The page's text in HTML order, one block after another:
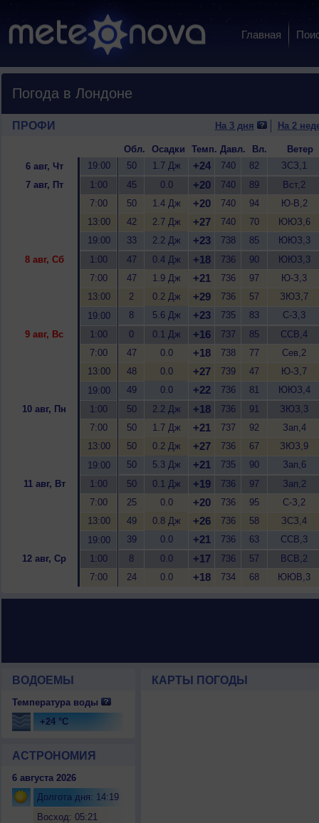
Главная
Погода в Лондоне
ПРОФИ На 3 дня На 2
Обл. Осадки Темп. Давл. Вл.
Ветер
6 авг, Чт
19:00 50 1.7 Дж +24 740 82
ЗСЗ,1
7 авг, Пт
1:00 45 0.0 +20 740 89
Вст,2
7:00
50 1.4 Дж +20 740 94
Ю-В,2
13:00
42 2.7 Дж +27 740 70
ЮЮЗ,6
19:00
33 2.2 Дж +23 738 85
ЮЮЗ,3
8 авг, Сб
1:00 47 0.4 Дж +18 736 90
ЮЮЗ,3
7:00
47 1.9 Дж +21 736 97
Ю-З,3
13:00
2 0.2 Дж +29 736 57
ЗЮЗ,7
19:00
8 5.6 Дж +23 735 83
С-З,3
9 авг, Вс
1:00 0 0.1 Дж +16 737 85
ССВ,4
7:00
47 0.0 +18 738 77
Сев,2
13:00
48 0.0 +27 739 47
Ю-З,7
19:00
49 0.0 +22 736 81
ЮЮЗ,4
10 авг, Пн
1:00 50 2.2 Дж +18 736 91
ЗЮЗ,3
7:00
50 1.7 Дж +21 737 92
Зап,4
13:00
50 0.2 Дж +27 736 67
ЗЮЗ,9
19:00
50 5.3 Дж +21 735 90
Зап,6
11 авг, Вт
1:00 50 0.1 Дж +19 736 97
Зап,2
7:00
25 0.0 +20 736 95
С-З,2
13:00
49 0.8 Дж +26 736 58
ЗСЗ,4
19:00
39 0.0 +21 736 63
ССВ,3
12 авг, Ср
1:00 8 0.0 +17 736 57
ВСВ,2
7:00
24 0.0 +18 734 68 ЮЮВ,3
ВОДОЕМЫ
Температура воды
+24 °C
АСТРОНОМИЯ
6 августа 2026
Долгота дня: 14:19
Восход: 05:21
КАРТЫ ПОГОДЫ